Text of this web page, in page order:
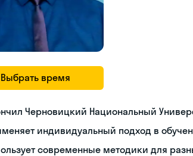
Выбрать время
Черновицкий Национальный
индивидуальный подход в
современные методики для